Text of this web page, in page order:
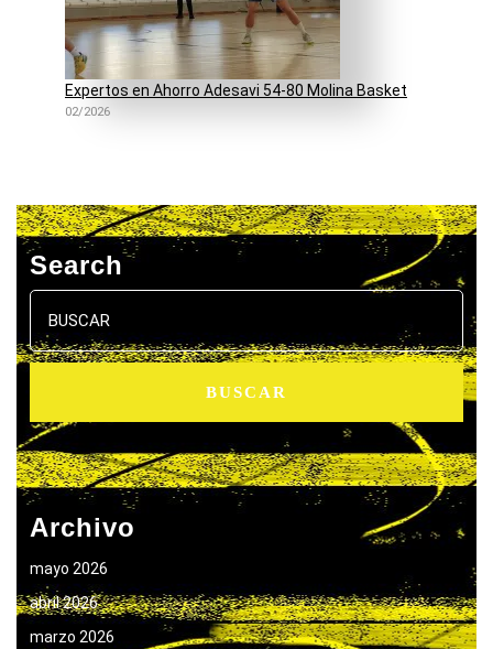
Expertos en Ahorro Adesavi 54-80 Molina Basket
02/2026
Search
Buscar:
Archivo
mayo 2026
abril 2026
marzo 2026